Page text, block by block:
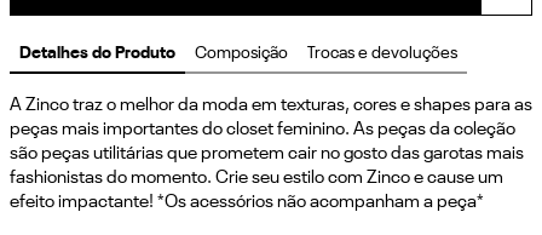
Detalhes do Produto Composição Trocas e devoluções
A Zinco traz o melhor da moda em texturas, cores e shapes para as
peças mais importantes do closet feminino. As peças da coleção
são peças utilitárias que prometem cair no gosto das garotas mais
fashionistas do momento. Crie seu estilo com Zinco e cause um
efeito impactante! *Os acessórios não acompanham a peça*